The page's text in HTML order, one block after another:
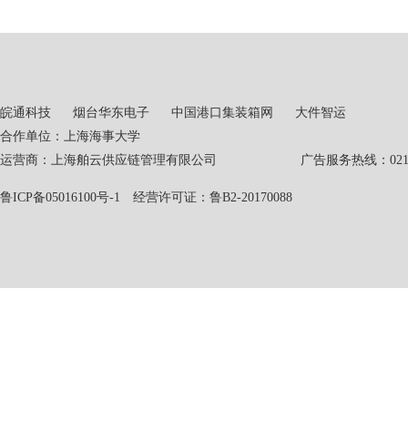
皖通科技 烟台华东电子 中国港口集装箱网
大件智运
合作单位：上海海事大学
运营商：上海舶云供应链管理有限公司 广告服务热线：021-
鲁ICP备05016100号-1 经营许可证：鲁B2-20170088